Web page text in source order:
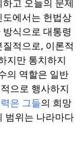
고 오늘의 문제
도에서는 헌법상
식으로 대통령
질적으로, 이론적
지만 통치하지
의 역할은 일반
으로 행사하지
은 그들의 희망
범위는 나라마다